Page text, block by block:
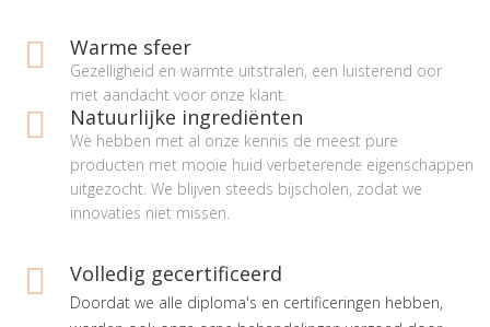
Warme sfeer
Gezelligheid en warmte uitstralen, een luisterend oor
met aandacht voor onze klant.
Natuurlijke ingrediënten
We hebben met al onze kennis de meest pure
producten met mooie huid verbeterende eigenschappen
uitgezocht. We blijven steeds bijscholen, zodat we
innovaties niet missen.
Volledig gecertificeerd
Doordat we alle diploma's en certificeringen hebben,